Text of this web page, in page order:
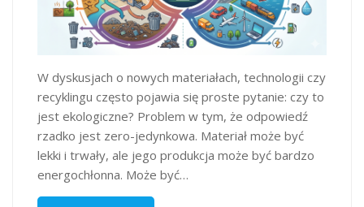
W dyskusjach o nowych materiałach, technologii czy
recyklingu często pojawia się proste pytanie: czy to
jest ekologiczne? Problem w tym, że odpowiedź
rzadko jest zero-jedynkowa. Materiał może być
lekki i trwały, ale jego produkcja może być bardzo
energochłonna. Może być…